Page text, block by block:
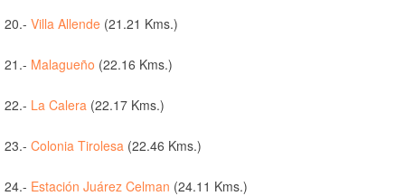
20.- Villa Allende (21.21 Kms.)
21.- Malagueño (22.16 Kms.)
22.- La Calera (22.17 Kms.)
23.- Colonia Tirolesa (22.46 Kms.)
24.- Estación Juárez Celman (24.11 Kms.)